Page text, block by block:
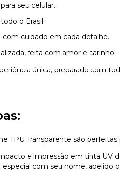
seu celular.
o Brasil.
com cuidado em cada detalhe.
feita com amor e carinho.
única, preparado com
TPU Transparente são
e impressão em tinta UV
com seu nome, apelido